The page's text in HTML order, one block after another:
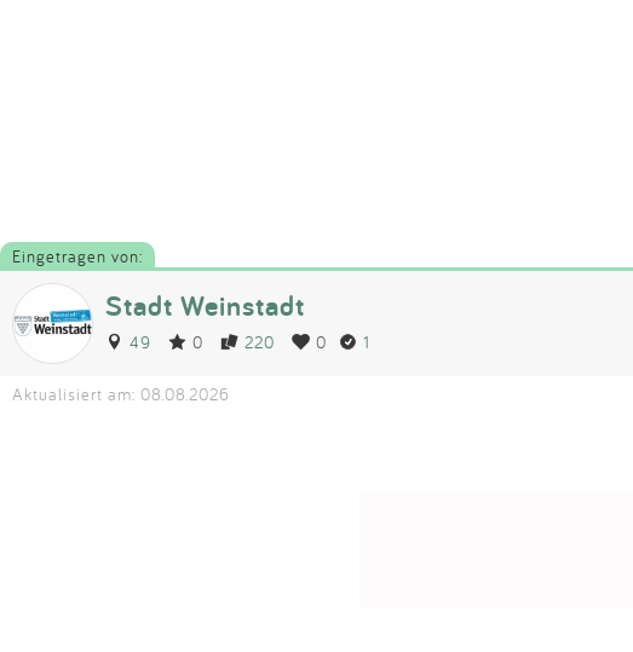
Eingetragen von:
Stadt Weinstadt
49 0 220 0 1
Aktualisiert am: 08.08.2026